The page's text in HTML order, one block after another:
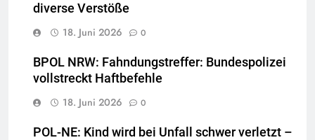
diverse Verstöße
18. Juni 2026
0
BPOL NRW: Fahndungstreffer: Bundespolizei
vollstreckt Haftbefehle
18. Juni 2026
0
POL-NE: Kind wird bei Unfall schwer verletzt –